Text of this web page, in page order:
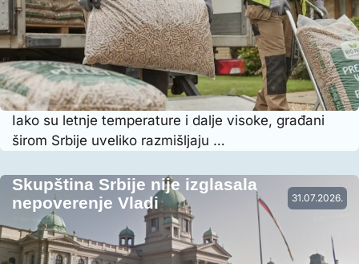
Iako su letnje temperature i dalje visoke, građani
širom Srbije uveliko razmišljaju …
31.07.2026.
Skupština Srbije nije izglasala
nepoverenje Vladi